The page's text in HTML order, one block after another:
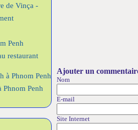
de Vinça -
Penh
restaurant
à Phnom Penh
Phnom Penh
Ajouter un
Nom
E-mail
Site Internet